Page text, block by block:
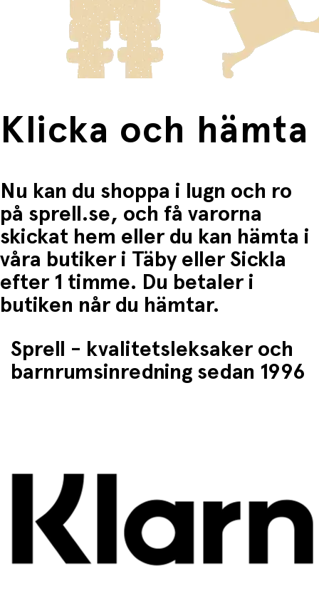
Användningsområden och presenttips:
Perfekt efter dusch, badkar eller simtur
Praktisk för semester och strandutflykter
Värmer och torkar snabbt – idealisk för små, aktiva
Perfekt födelsedags- eller sommarpresent till
småbarn
Produkter som omfattas av detta är tydligt märkta, och
frakten för dessa varor visas i kassan.
Fri frakt när du handlar för mer än 1500:-
Klicka och hämta
Nu kan du shoppa i lugn och ro
på sprell.se, och få varorna
skickat hem eller du kan hämta i
våra butiker i Täby eller Sickla
efter 1 timme. Du betaler i
butiken når du hämtar.
Sprell - kvalitetsleksaker och
barnrumsinredning sedan 1996